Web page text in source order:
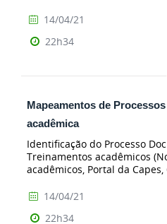
14/04/21
22h34
Mapeamentos de
acadêmica
Identificação do Processo
Treinamentos acadêmicos
acadêmicos, Portal da Capes,
14/04/21
22h34